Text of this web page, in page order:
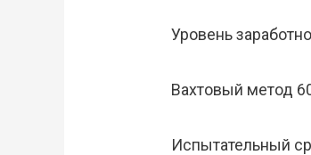
Уровень
Вахтовый метод
Испытательный